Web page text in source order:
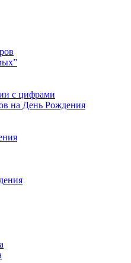
с цифрами
на День Рождения